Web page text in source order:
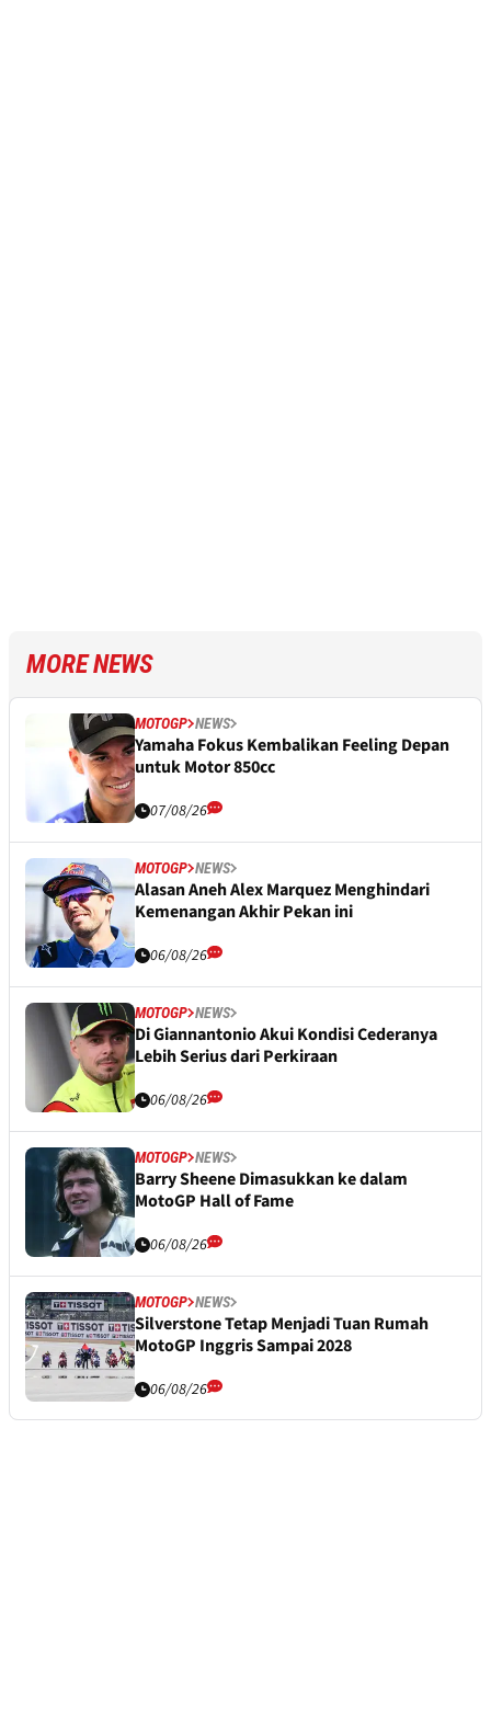
MORE NEWS
MOTOGP NEWS
Yamaha Fokus Kembalikan Feeling Depan
untuk Motor 850cc
07/08/26
MOTOGP NEWS
Alasan Aneh Alex Marquez Menghindari
Kemenangan Akhir Pekan ini
06/08/26
MOTOGP NEWS
Di Giannantonio Akui Kondisi Cederanya
Lebih Serius dari Perkiraan
06/08/26
MOTOGP NEWS
Barry Sheene Dimasukkan ke dalam
MotoGP Hall of Fame
06/08/26
MOTOGP NEWS
Silverstone Tetap Menjadi Tuan Rumah
MotoGP Inggris Sampai 2028
06/08/26